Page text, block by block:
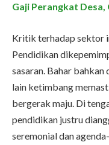
Gaji Perangkat Desa,
Kritik terhadap sektor
Pendidikan
sasaran. Bahar
lain ketimbang
bergerak maju. Di
pendidikan justru
seremonial dan